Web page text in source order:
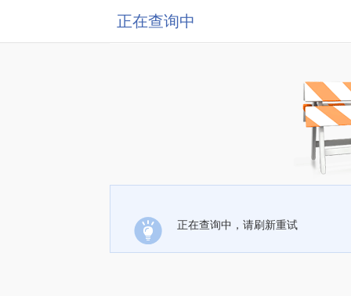
正在查询中
正在查询中，请刷新重试